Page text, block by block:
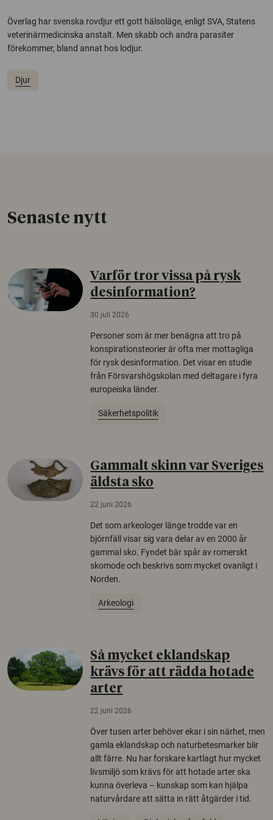
Överlag har svenska rovdjur ett gott hälsoläge, enligt SVA, Statens
veterinärmedicinska anstalt. Men skabb och andra parasiter
förekommer, bland annat hos lodjur.
Djur
Senaste nytt
Varför tror vissa på rysk
desinformation?
30 juli 2026
Personer som är mer benägna att tro på
konspirationsteorier är ofta mer mottagliga
för rysk desinformation. Det visar en studie
från Försvarshögskolan med deltagare i fyra
europeiska länder.
Säkerhetspolitik
Gammalt skinn var Sveriges
äldsta sko
22 juni 2026
Det som arkeologer länge trodde var en
björnfäll visar sig vara delar av en 2000 år
gammal sko. Fyndet bär spår av romerskt
skomode och beskrivs som mycket ovanligt i
Norden.
Arkeologi
Så mycket eklandskap
krävs för att rädda hotade
arter
22 juni 2026
Över tusen arter behöver ekar i sin närhet, men
gamla eklandskap och naturbetesmarker blir
allt färre. Nu har forskare kartlagt hur mycket
livsmiljö som krävs för att hotade arter ska
kunna överleva – kunskap som kan hjälpa
naturvårdare att sätta in rätt åtgärder i tid.